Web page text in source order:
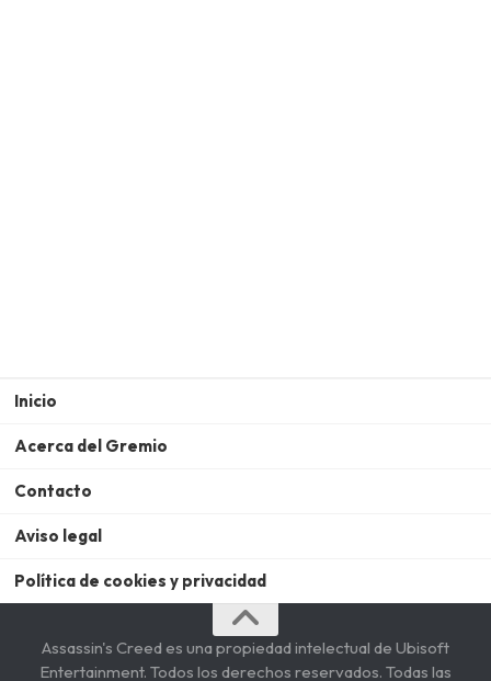
Inicio
Acerca del Gremio
Contacto
Aviso legal
Política de cookies y privacidad
Assassin's Creed es una propiedad intelectual de Ubisoft
Entertainment. Todos los derechos reservados. Todas las